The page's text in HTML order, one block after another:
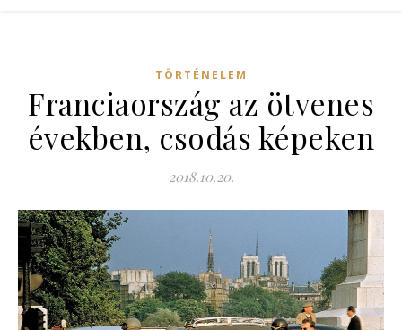
TÖRTÉNELEM
Franciaország az ötvenes
években, csodás képeken
2018.10.20.